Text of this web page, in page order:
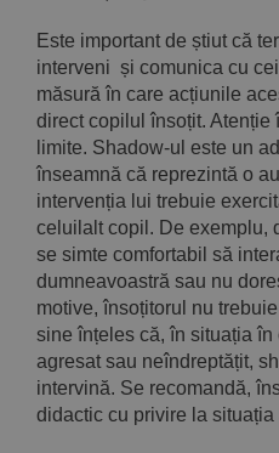
Este important de știut că
interveni și comunica cu
măsură în care acțiunile
direct copilul însoțit. Atenție
limite. Shadow-ul este un
înseamnă că reprezintă o
intervenția lui trebuie
celuilalt copil. De exemplu,
se simte comfortabil să
dumneavoastră sau nu
motive, însoțitorul nu
sine înțeles că, în situația
agresat sau neîndreptățit,
intervină. Se recomandă,
didactic cu privire la situația